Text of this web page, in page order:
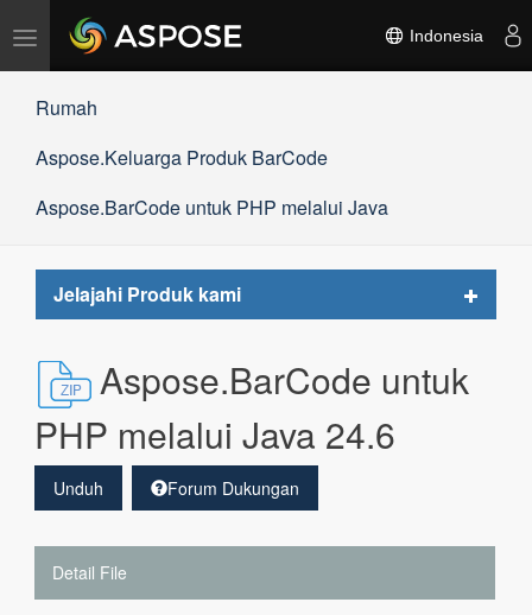
Alihkan
navigasi
Indonesia
Rumah
Aspose.Keluarga Produk BarCode
Aspose.BarCode untuk PHP melalui Java
Jelajahi Produk kami
Toggle
Aspose.BarCode untuk
PHP melalui Java 24.6
Unduh Forum Dukungan
Detail File